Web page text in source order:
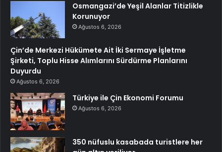
Osmangazi’de Yeşil Alanlar Titizlikle
Korunuyor
Ağustos 6, 2026
Çin’de Merkezi Hükümete Ait İki Sermaye İşletme
Şirketi, Toplu Hisse Alımlarını Sürdürme Planlarını
Duyurdu
Ağustos 6, 2026
Türkiye ile Çin Ekonomi Forumu
Ağustos 6, 2026
350 nüfuslu kasabada turistlere her